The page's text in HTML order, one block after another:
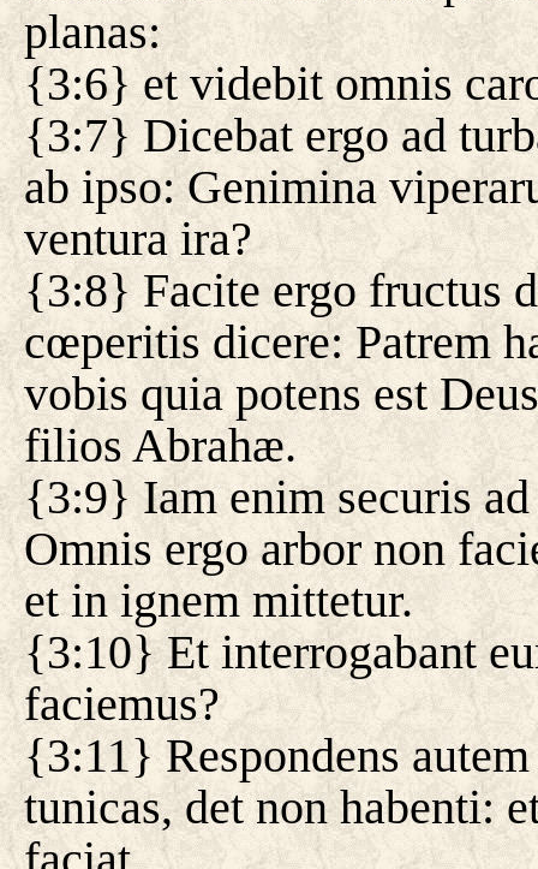
planas:
{3:6} et videbit omnis
{3:7} Dicebat ergo ad
ab ipso: Genimina
ventura ira?
{3:8} Facite ergo fructus
cœperitis dicere: Patrem
vobis quia potens est
filios Abrahæ.
{3:9} Iam enim securis
Omnis ergo arbor non
et in ignem mittetur.
{3:10} Et interrogabant
faciemus?
{3:11} Respondens
tunicas, det non habenti: